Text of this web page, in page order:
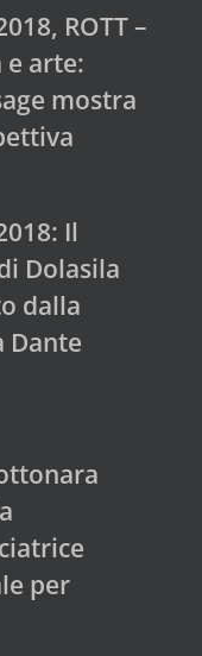
ROTT –
e arte:
mostra
Il
Dolasila
dalla
Dante
per